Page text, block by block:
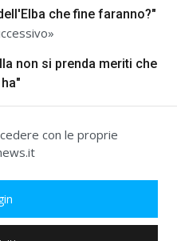
che fine faranno?"
non si prenda meriti che
con le proprie